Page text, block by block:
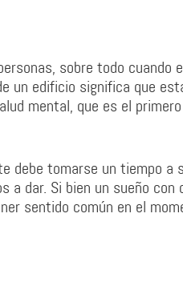
sobre todo cuando
un edificio significa que
mental, que es el
debe tomarse un tiempo a
a dar. Si bien un sueño con
sentido común en el